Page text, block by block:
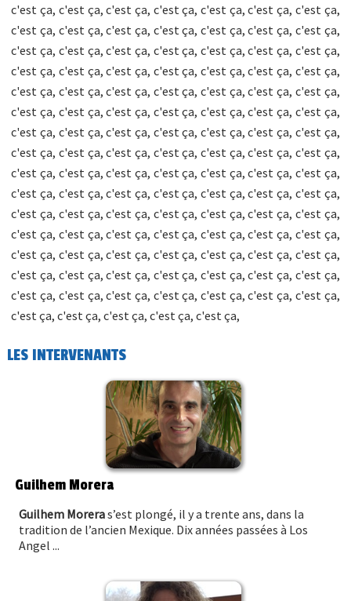
c'est ça, c'est ça, c'est ça, c'est ça, c'est ça, c'est ça, c'est ça,
c'est ça, c'est ça, c'est ça, c'est ça, c'est ça, c'est ça, c'est ça,
c'est ça, c'est ça, c'est ça, c'est ça, c'est ça, c'est ça, c'est ça,
c'est ça, c'est ça, c'est ça, c'est ça, c'est ça, c'est ça, c'est ça,
c'est ça, c'est ça, c'est ça, c'est ça, c'est ça, c'est ça, c'est ça,
c'est ça, c'est ça, c'est ça, c'est ça, c'est ça, c'est ça, c'est ça,
c'est ça, c'est ça, c'est ça, c'est ça, c'est ça, c'est ça, c'est ça,
c'est ça, c'est ça, c'est ça, c'est ça, c'est ça, c'est ça, c'est ça,
c'est ça, c'est ça, c'est ça, c'est ça, c'est ça, c'est ça, c'est ça,
c'est ça, c'est ça, c'est ça, c'est ça, c'est ça, c'est ça, c'est ça,
c'est ça, c'est ça, c'est ça, c'est ça, c'est ça, c'est ça, c'est ça,
c'est ça, c'est ça, c'est ça, c'est ça, c'est ça, c'est ça, c'est ça,
c'est ça, c'est ça, c'est ça, c'est ça, c'est ça, c'est ça, c'est ça,
c'est ça, c'est ça, c'est ça, c'est ça, c'est ça, c'est ça, c'est ça,
c'est ça, c'est ça, c'est ça, c'est ça, c'est ça, c'est ça, c'est ça,
c'est ça, c'est ça, c'est ça, c'est ça, c'est ça,
LES INTERVENANTS
Guilhem Morera
Guilhem Moreras’est plongé, il y a trente ans, dans la
tradition de l’ancien Mexique. Dix années passées à Los
Angel ...